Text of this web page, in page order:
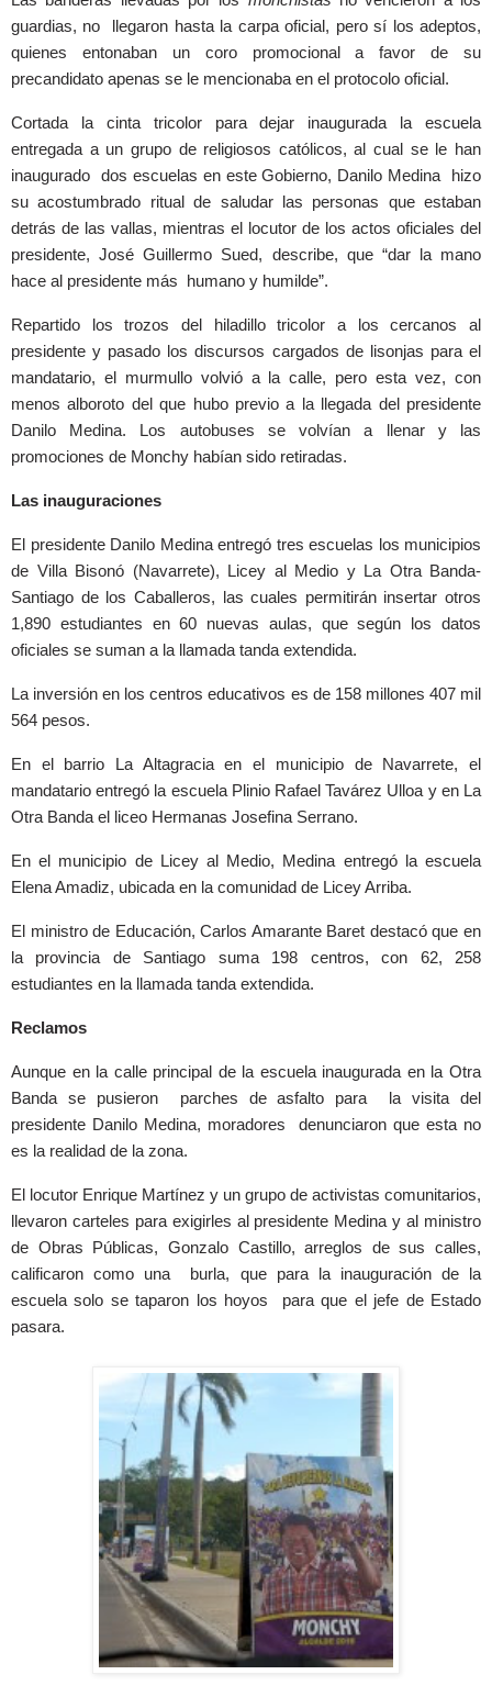
guardias, no llegaron hasta la carpa oficial, pero sí los adeptos,
quienes entonaban un coro promocional a favor de su
precandidato apenas se le mencionaba en el protocolo oficial.
Cortada la cinta tricolor para dejar inaugurada la escuela
entregada a un grupo de religiosos católicos, al cual se le han
inaugurado dos escuelas en este Gobierno, Danilo Medina hizo
su acostumbrado ritual de saludar las personas que estaban
detrás de las vallas, mientras el locutor de los actos oficiales del
presidente, José Guillermo Sued, describe, que “dar la mano
hace al presidente más humano y humilde”.
Repartido los trozos del hiladillo tricolor a los cercanos al
presidente y pasado los discursos cargados de lisonjas para el
mandatario, el murmullo volvió a la calle, pero esta vez, con
menos alboroto del que hubo previo a la llegada del presidente
Danilo Medina. Los autobuses se volvían a llenar y las
promociones de Monchy habían sido retiradas.
Las inauguraciones
El presidente Danilo Medina entregó tres escuelas los municipios
de Villa Bisonó (Navarrete), Licey al Medio y La Otra Banda-
Santiago de los Caballeros, las cuales permitirán insertar otros
1,890 estudiantes en 60 nuevas aulas, que según los datos
oficiales se suman a la llamada tanda extendida.
La inversión en los centros educativos es de 158 millones 407 mil
564 pesos.
En el barrio La Altagracia en el municipio de Navarrete, el
mandatario entregó la escuela Plinio Rafael Tavárez Ulloa y en La
Otra Banda el liceo Hermanas Josefina Serrano.
En el municipio de Licey al Medio, Medina entregó la escuela
Elena Amadiz, ubicada en la comunidad de Licey Arriba.
El ministro de Educación, Carlos Amarante Baret destacó que en
la provincia de Santiago suma 198 centros, con 62, 258
estudiantes en la llamada tanda extendida.
Reclamos
Aunque en la calle principal de la escuela inaugurada en la Otra
Banda se pusieron parches de asfalto para la visita del
presidente Danilo Medina, moradores denunciaron que esta no
es la realidad de la zona.
El locutor Enrique Martínez y un grupo de activistas comunitarios,
llevaron carteles para exigirles al presidente Medina y al ministro
de Obras Públicas, Gonzalo Castillo, arreglos de sus calles,
calificaron como una burla, que para la inauguración de la
escuela solo se taparon los hoyos para que el jefe de Estado
pasara.